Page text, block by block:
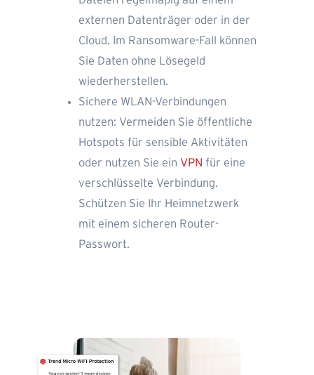
externen Datenträger oder in der
Cloud. Im Ransomware-Fall können
Sie Daten ohne Lösegeld
wiederherstellen.
Sichere WLAN-Verbindungen
nutzen: Vermeiden Sie öffentliche
Hotspots für sensible Aktivitäten
oder nutzen Sie ein VPN für eine
verschlüsselte Verbindung.
Schützen Sie Ihr Heimnetzwerk
mit einem sicheren Router-
Passwort.